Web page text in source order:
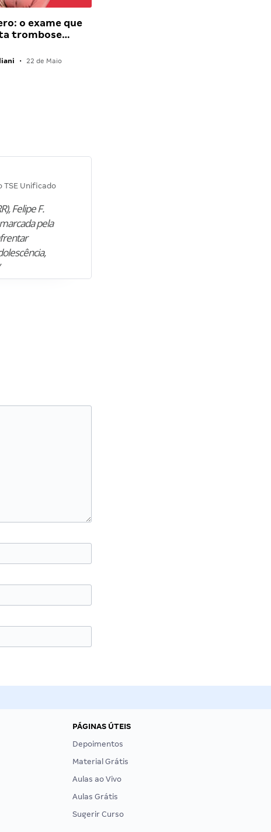
o exame que
trombose…
• 22 de Maio
TSE Unificado
Felipe F.
pela
PÁGINAS ÚTEIS
Depoimentos
Material Grátis
Aulas ao Vivo
Aulas Grátis
Sugerir Curso